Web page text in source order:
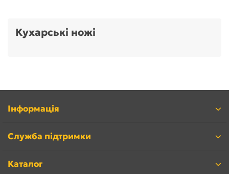
Кухарські ножі
Інформація
Служба підтримки
Каталог